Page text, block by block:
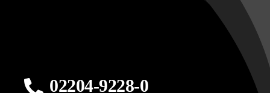
02204-9228-0